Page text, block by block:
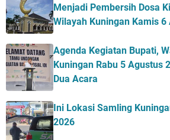
Menjadi Pembersih Dosa
Wilayah Kuningan Kamis 6
Agenda Kegiatan Bupati,
Kuningan Rabu 5 Agustus
Dua Acara
Ini Lokasi Samling
2026